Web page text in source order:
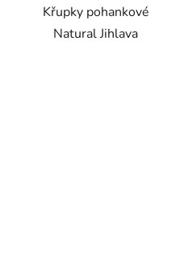
Křupky pohankové
Natural Jihlava